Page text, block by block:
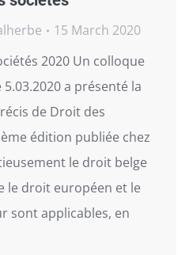
15 March 2020
2020 Un colloque
5.03.2020 a présenté la
de Droit des
édition publiée chez
le droit belge
le droit européen et le
sont applicables, en